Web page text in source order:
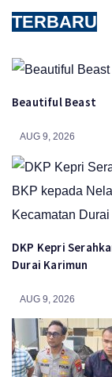
TERBARU
Beautiful Beast
AUG 9, 2026
DKP Kepri
Durai Karimun
AUG 9, 2026